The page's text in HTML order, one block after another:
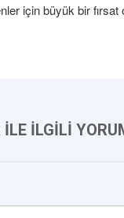
için büyük bir fırsat
İLE İLGİLİ